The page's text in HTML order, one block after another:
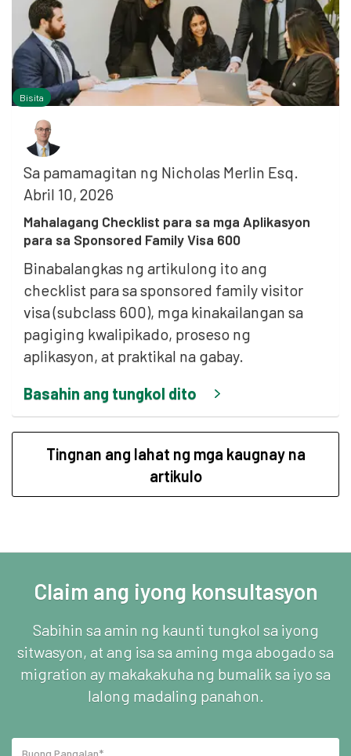
Bisita
Sa pamamagitan ng Nicholas Merlin Esq.
Abril 10, 2026
Mahalagang Checklist para sa mga Aplikasyon
para sa Sponsored Family Visa 600
Binabalangkas ng artikulong ito ang
checklist para sa sponsored family visitor
visa (subclass 600), mga kinakailangan sa
pagiging kwalipikado, proseso ng
aplikasyon, at praktikal na gabay.
Basahin ang tungkol dito
Tingnan ang lahat ng mga kaugnay na
artikulo
Claim ang iyong konsultasyon
Sabihin sa amin ng kaunti tungkol sa iyong
sitwasyon, at ang isa sa aming mga abogado sa
migration ay makakakuha ng bumalik sa iyo sa
lalong madaling panahon.